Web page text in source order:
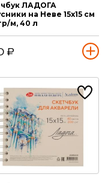
ЛАДОГА
на Неве 15х15 см
м, 40 л
₽